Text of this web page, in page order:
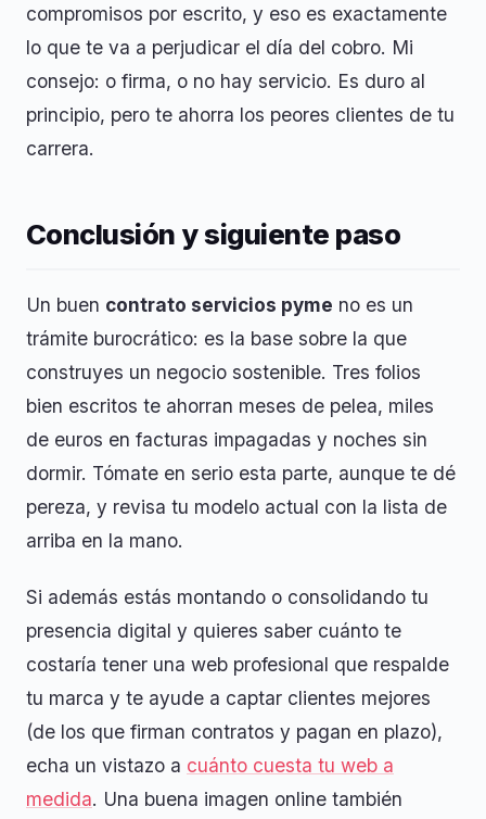
compromisos por escrito, y eso es exactamente
lo que te va a perjudicar el día del cobro. Mi
consejo: o firma, o no hay servicio. Es duro al
principio, pero te ahorra los peores clientes de tu
carrera.
Conclusión y siguiente paso
Un buen contrato servicios pyme no es un
trámite burocrático: es la base sobre la que
construyes un negocio sostenible. Tres folios
bien escritos te ahorran meses de pelea, miles
de euros en facturas impagadas y noches sin
dormir. Tómate en serio esta parte, aunque te dé
pereza, y revisa tu modelo actual con la lista de
arriba en la mano.
Si además estás montando o consolidando tu
presencia digital y quieres saber cuánto te
costaría tener una web profesional que respalde
tu marca y te ayude a captar clientes mejores
(de los que firman contratos y pagan en plazo),
echa un vistazo a cuánto cuesta tu web a
medida. Una buena imagen online también